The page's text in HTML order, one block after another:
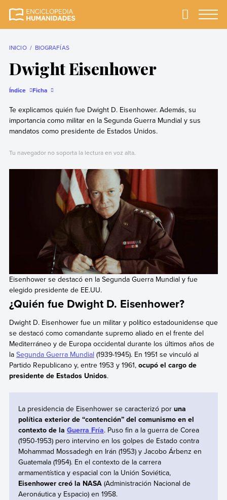
completa y más
Primary
INICIO BIOGRAFÍAS
Dwight Eisenhower
Índice Ficha
Te explicamos quién fue Dwight D. Eisenhower. Además, su
importancia como militar en la Segunda Guerra Mundial y sus
mandatos como presidente de Estados Unidos.
Tu navegador no soporta la lectura en voz alta.
Eisenhower se destacó en la Segunda Guerra Mundial y fue
elegido presidente de EE.UU.
¿Quién fue Dwight D. Eisenhower?
Dwight D. Eisenhower fue un militar y político estadounidense que
se destacó como comandante supremo aliado en el frente del
Mediterráneo y de Europa occidental durante los últimos años de
la Segunda Guerra Mundial (1939-1945). En 1951 se vinculó al
Partido Republicano y, entre 1953 y 1961, ocupó el cargo de
presidente de Estados Unidos.
La presidencia de Eisenhower se caracterizó poruna
política exterior de “contención” del comunismo en el
contexto de la Guerra Fría. Puso fin a la guerra de Corea
(1950-1953) pero intervino en los golpes de Estado contra
Mohammad Mossadegh en Irán (1953) y Jacobo Árbenz en
Guatemala (1954). En el contexto de la carrera
armamentística y espacial con la Unión Soviética,
Eisenhower creó la NASA(Administración Nacional de
Aeronáutica y Espacio) en 1958.